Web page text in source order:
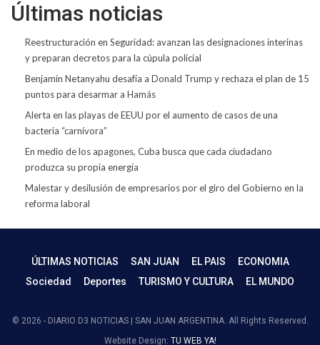
Últimas noticias
Reestructuración en Seguridad: avanzan las designaciones interinas
y preparan decretos para la cúpula policial
Benjamín Netanyahu desafía a Donald Trump y rechaza el plan de 15
puntos para desarmar a Hamás
Alerta en las playas de EEUU por el aumento de casos de una
bacteria “carnívora”
En medio de los apagones, Cuba busca que cada ciudadano
produzca su propia energía
Malestar y desilusión de empresarios por el giro del Gobierno en la
reforma laboral
ÚLTIMAS NOTICIAS SAN JUAN EL PAIS
ECONOMIA
Sociedad
Deportes TURISMO Y CULTURA EL MUNDO
© 2026 - DIARIO D3 NOTICIAS | SAN JUAN ARGENTINA. All Rights Reserved.
Website Design: TU WEB YA!